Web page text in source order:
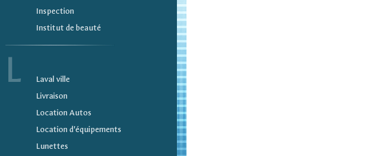
Inspection
Institut de beauté
L
Laval ville
Livraison
Location Autos
Location d'équipements
Lunettes